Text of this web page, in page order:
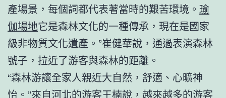
產場景，每個詞都代表著當時的艱苦環境。 瑜
伽場地它是森林文化的一種傳承，現在是國家
級非物質文化遺產。”崔健華說，通過表演森林
號子，拉近了游客與森林的距離。
“森林游讓全家人親近大自然，舒適、心曠神
怡。”來自河北的游客王楠說，越來越多的游客